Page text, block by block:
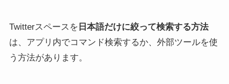
X(Twitter)のROM専うざ
い？暗黙のマナーとは？
ROM専の専用アプリを使お
X(Twitter)の下書きが消える
Twitterスペースを 日本語だけに絞って検索する方法
は、アプリ内でコマンド検索するか、外部ツールを使
う方法があります。